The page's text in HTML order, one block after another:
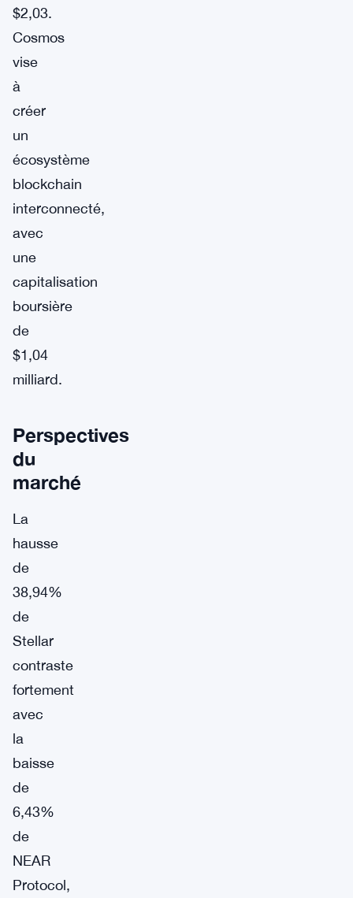
$2,03.
Cosmos
vise
à
créer
un
écosystème
blockchain
interconnecté,
avec
une
capitalisation
boursière
de
$1,04
milliard.
Perspectives
du
marché
La
hausse
de
38,94%
de
Stellar
contraste
fortement
avec
la
baisse
de
6,43%
de
NEAR
Protocol,